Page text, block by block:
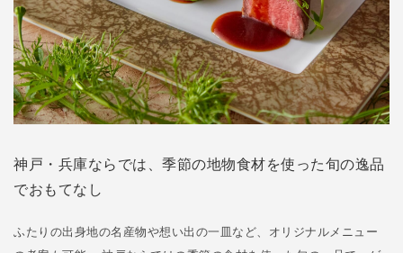
神戸・兵庫ならでは、季節の地物食材を使った旬の逸品
でおもてなし
ふたりの出身地の名産物や想い出の一皿など、オリジナルメニュー